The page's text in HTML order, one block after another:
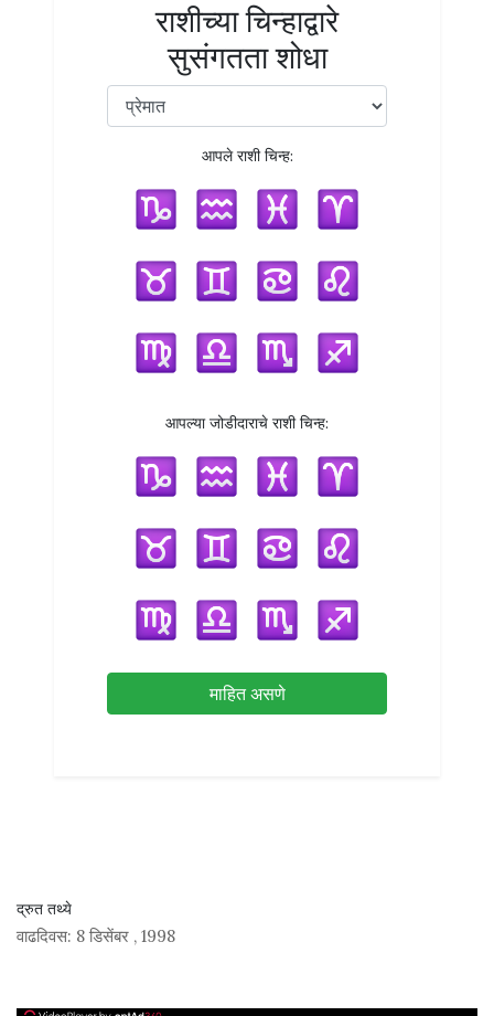
राशीच्या चिन्हाद्वारे
सुसंगतता शोधा
आपले राशी चिन्ह:
आपल्या जोडीदाराचे राशी चिन्ह:
माहित असणे
द्रुत तथ्ये
वाढदिवस: 8 डिसेंबर , 1998